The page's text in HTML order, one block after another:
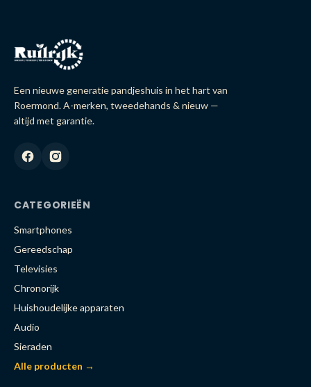
Een nieuwe generatie pandjeshuis in het hart van
Roermond. A-merken, tweedehands & nieuw —
altijd met garantie.
CATEGORIEËN
Smartphones
Gereedschap
Televisies
Chronorijk
Huishoudelijke apparaten
Audio
Sieraden
Alle producten →